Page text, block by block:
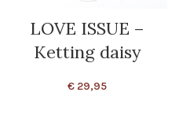
LOVE ISSUE –
Ketting daisy
€ 29,95